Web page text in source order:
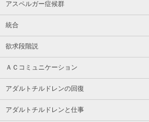
アスペルガー症候群
統合
欲求段階説
ＡＣコミュニケーション
アダルトチルドレンの回復
アダルトチルドレンと仕事